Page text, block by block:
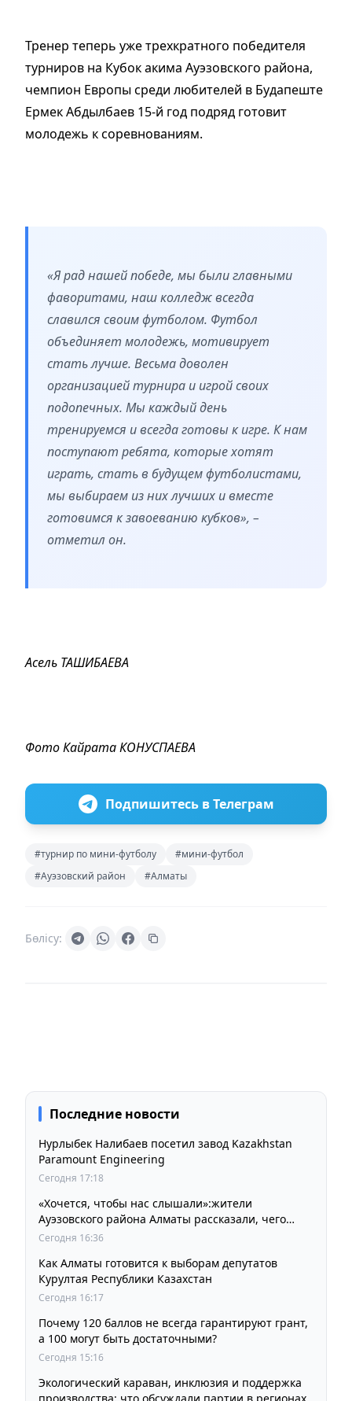
Тренер теперь уже трехкратного победителя
турниров на Кубок акима Ауэзовского района,
чемпион Европы среди любителей в Будапеште
Ермек Абдылбаев 15-й год подряд готовит
молодежь к соревнованиям.
«Я рад нашей победе, мы были главными
фаворитами, наш колледж всегда
славился своим футболом. Футбол
объединяет молодежь, мотивирует
стать лучше. Весьма доволен
организацией турнира и игрой своих
подопечных. Мы каждый день
тренируемся и всегда готовы к игре. К нам
поступают ребята, которые хотят
играть, стать в будущем футболистами,
мы выбираем из них лучших и вместе
готовимся к завоеванию кубков», –
отметил он.
Асель ТАШИБАЕВА
Фото Кайрата КОНУСПАЕВА
Подпишитесь в Телеграм
#турнир по мини-футболу
#мини-футбол
#Ауэзовский район
#Алматы
Бөлісу:
Последние новости
Нурлыбек Налибаев посетил завод Kazakhstan
Paramount Engineering
Сегодня 17:18
«Хочется, чтобы нас слышали»:жители
Ауэзовского района Алматы рассказали, чего
ждут от выборов депутатов Курултая
Сегодня 16:36
Как Алматы готовится к выборам депутатов
Курултая Республики Казахстан
Сегодня 16:17
Почему 120 баллов не всегда гарантируют грант,
а 100 могут быть достаточными?
Сегодня 15:16
Экологический караван, инклюзия и поддержка